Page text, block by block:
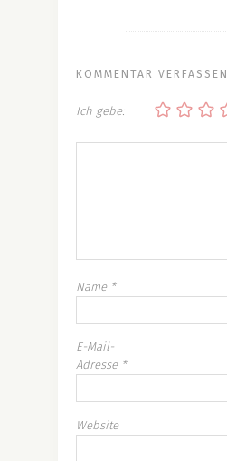
KOMMENTAR VERFASSEN
Ich gebe:
Name *
E-Mail-
Adresse *
Website